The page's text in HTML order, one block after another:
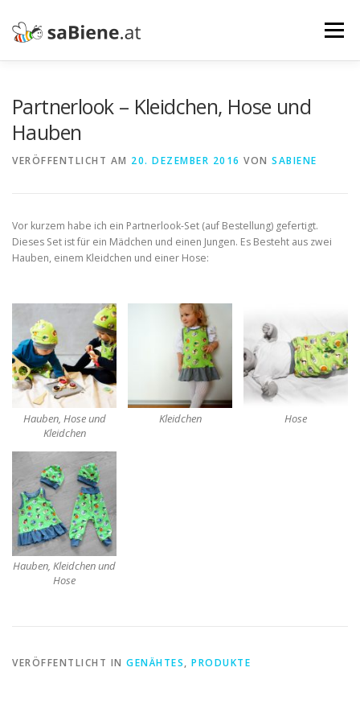
Inhalt
springen
Menü
Partnerlook – Kleidchen, Hose und
Hauben
VERÖFFENTLICHT AM 20. DEZEMBER 2016 VON SABIENE
Vor kurzem habe ich ein Partnerlook-Set (auf Bestellung) gefertigt.
Dieses Set ist für ein Mädchen und einen Jungen. Es Besteht aus zwei
Hauben, einem Kleidchen und einer Hose:
Hauben, Hose und
Kleidchen
Kleidchen Hose
Hauben, Kleidchen und
Hose
VERÖFFENTLICHT IN GENÄHTES, PRODUKTE